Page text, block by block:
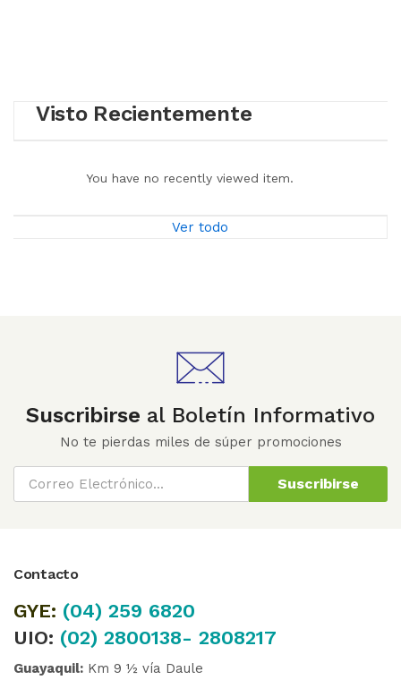
Visto Recientemente
You have no recently viewed item.
Ver todo
Suscribirse al Boletín Informativo
No te pierdas miles de súper promociones
Suscribirse
Contacto
GYE: (04) 259 6820
UIO: (02) 2800138- 2808217
Guayaquil: Km 9 ½ vía Daule